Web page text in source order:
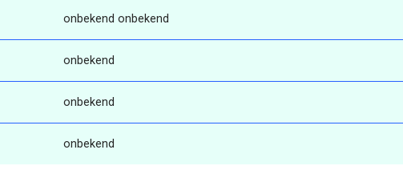
onbekend onbekend
onbekend
onbekend
onbekend